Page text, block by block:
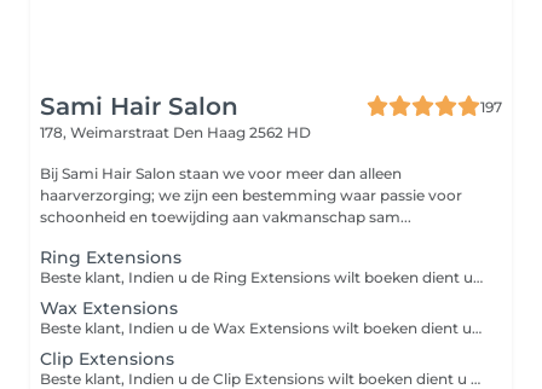
Sami Hair Salon
197
178, Weimarstraat Den Haag 2562 HD
Bij Sami Hair Salon staan we voor meer dan alleen
haarverzorging; we zijn een bestemming waar passie voor
schoonheid en toewijding aan vakmanschap sam...
Ring Extensions
Beste klant, Indien u de Ring Extensions wilt boeken dient u gelieve te bellen/appen naar de salon voor een consult.
Wax Extensions
Beste klant, Indien u de Wax Extensions wilt boeken dient u gelieve te bellen/appen naar de salon voor een consult.
Clip Extensions
Beste klant, Indien u de Clip Extensions wilt boeken dient u gelieve te bellen/appen naar de salon voor een consult.